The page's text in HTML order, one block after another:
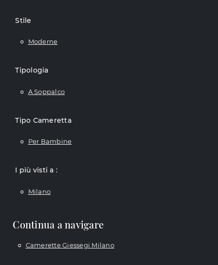
Stile
Moderne
Tipologia
A Soppalco
Tipo Cameretta
Per Bambine
I più visti a :
Milano
Continua a navigare
Camerette Giessegi Milano